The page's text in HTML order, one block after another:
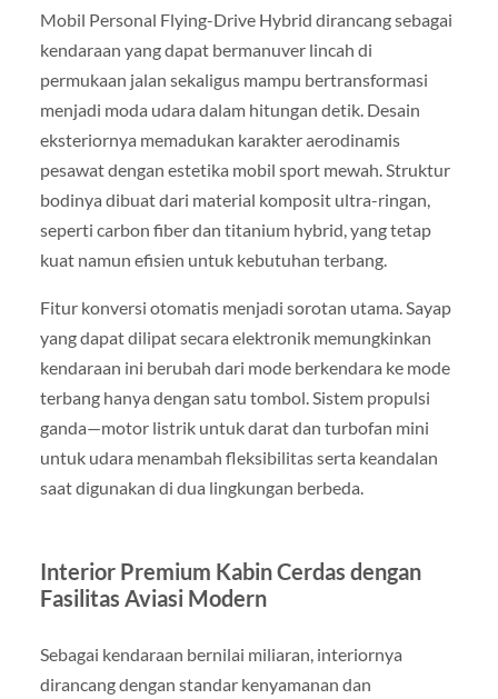
Mobil Personal Flying-Drive Hybrid dirancang sebagai
kendaraan yang dapat bermanuver lincah di
permukaan jalan sekaligus mampu bertransformasi
menjadi moda udara dalam hitungan detik. Desain
eksteriornya memadukan karakter aerodinamis
pesawat dengan estetika mobil sport mewah. Struktur
bodinya dibuat dari material komposit ultra-ringan,
seperti carbon fiber dan titanium hybrid, yang tetap
kuat namun efisien untuk kebutuhan terbang.
Fitur konversi otomatis menjadi sorotan utama. Sayap
yang dapat dilipat secara elektronik memungkinkan
kendaraan ini berubah dari mode berkendara ke mode
terbang hanya dengan satu tombol. Sistem propulsi
ganda—motor listrik untuk darat dan turbofan mini
untuk udara menambah fleksibilitas serta keandalan
saat digunakan di dua lingkungan berbeda.
Interior Premium Kabin Cerdas dengan
Fasilitas Aviasi Modern
Sebagai kendaraan bernilai miliaran, interiornya
dirancang dengan standar kenyamanan dan